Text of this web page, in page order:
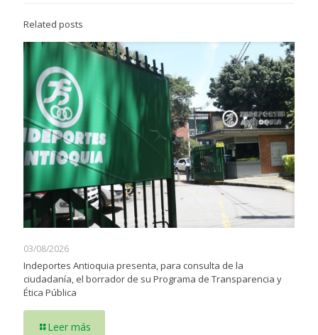
Related posts
03/08/2026
Indeportes Antioquia presenta, para consulta de la
ciudadanía, el borrador de su Programa de Transparencia y
Ética Pública
Leer más